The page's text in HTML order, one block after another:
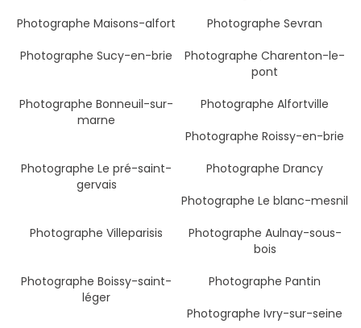
Photographe Maisons-alfort
Photographe Sevran
Photographe Sucy-en-brie
Photographe Charenton-le-
pont
Photographe Bonneuil-sur-
marne
Photographe Alfortville
Photographe Roissy-en-brie
Photographe Le pré-saint-
gervais
Photographe Drancy
Photographe Le blanc-mesnil
Photographe Villeparisis
Photographe Aulnay-sous-
bois
Photographe Boissy-saint-
léger
Photographe Pantin
Photographe Ivry-sur-seine